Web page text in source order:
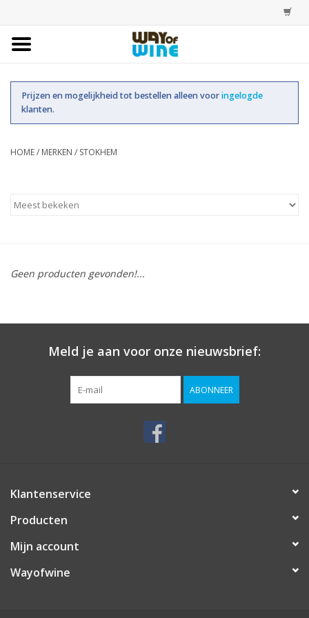
Bestellingen
Prijzen en mogelijkheid tot bestellen alleen vooringelogde
klanten.
HOME/ MERKEN / STOKHEM
Geen producten gevonden!...
Meld je aan voor onze nieuwsbrief:
ABONNEER
Klantenservice
Producten
Mijn account
Wayofwine